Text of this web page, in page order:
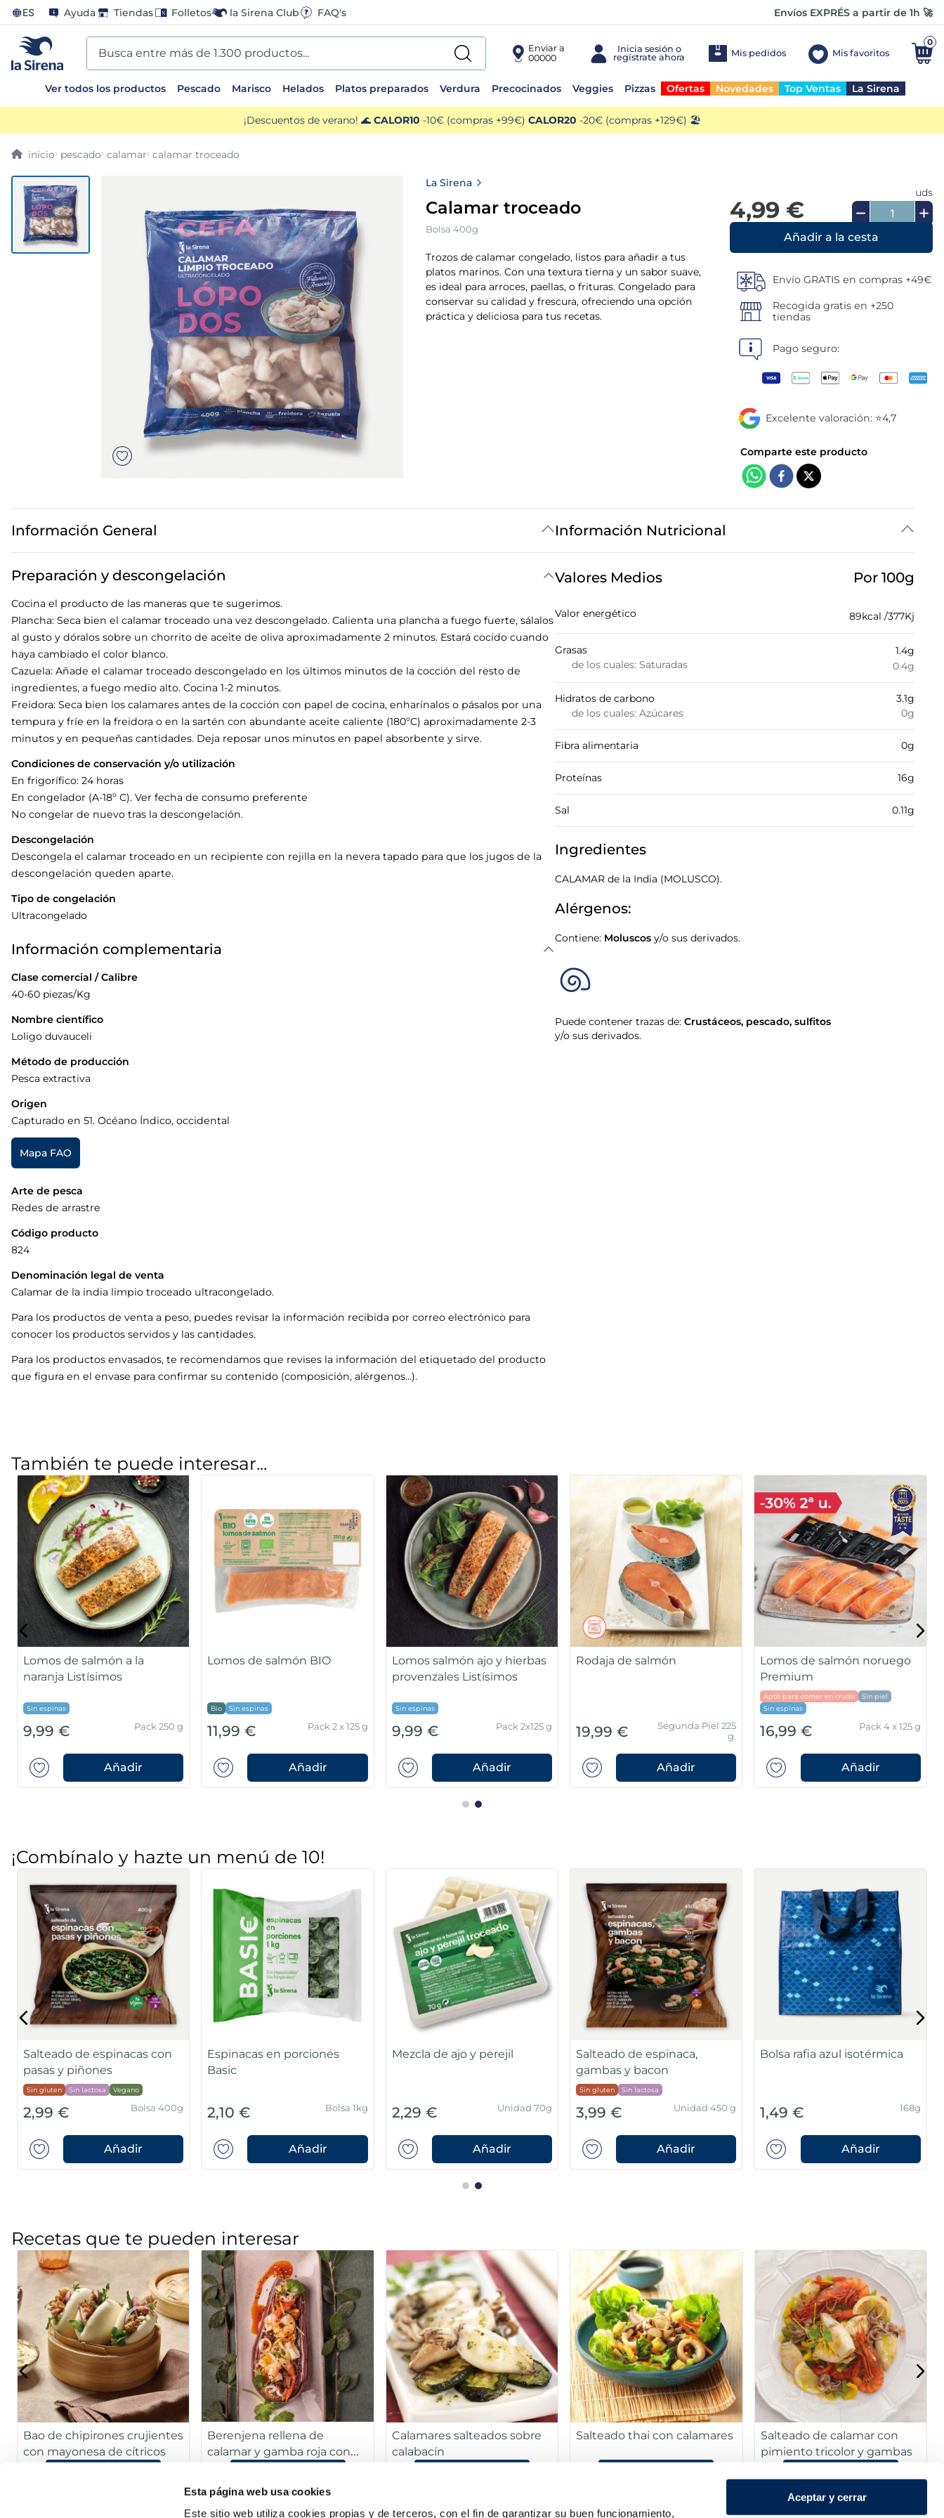
Esta página web usa cookies
Este sitio web utiliza cookies propias y de terceros, con el fin de garantizar su buen funcionamiento,
Aceptar y cerrar
ES Ayuda Tiendas Folletos la Sirena Club FAQ's Envíos EXPRÉS a partir de 1h 🚀
Busca entre más de 1.300 productos...
Enviar a
00000
Mis pedidos Mis favoritos
0
Ver todos los productos Pescado Marisco Helados Platos preparados Verdura Precocinados Veggies Pizzas Ofertas Novedades Top Ventas La Sirena
¡Descuentos de verano! 🌊 CALOR10 -10€ (compras +99€) CALOR20 -20€ (compras +129€) 🏖️
pescado calamar calamar troceado
La Sirena
Calamar troceado
Bolsa 400g
Trozos de calamar congelado, listos para añadir a tus
platos marinos. Con una textura tierna y un sabor suave,
es ideal para arroces, paellas, o frituras. Congelado para
conservar su calidad y frescura, ofreciendo una opción
práctica y deliciosa para tus recetas.
4,99 €
uds
Añadir a la cesta
Envío GRATIS en compras +49€
Recogida gratis en +250
tiendas
Pago seguro:
Excelente valoración: ⭐4,7
Información General
Preparación y descongelación
Cocina el producto de las maneras que te sugerimos.
Plancha: Seca bien el calamar troceado una vez descongelado. Calienta una plancha a fuego fuerte, sálalos
al gusto y dóralos sobre un chorrito de aceite de oliva aproximadamente 2 minutos. Estará cocido cuando
haya cambiado el color blanco.
Cazuela: Añade el calamar troceado descongelado en los últimos minutos de la cocción del resto de
ingredientes, a fuego medio alto. Cocina 1-2 minutos.
Freidora: Seca bien los calamares antes de la cocción con papel de cocina, enharínalos o pásalos por una
tempura y fríe en la freidora o en la sartén con abundante aceite caliente (180ºC) aproximadamente 2-3
minutos y en pequeñas cantidades. Deja reposar unos minutos en papel absorbente y sirve.
Condiciones de conservación y/o utilización
En frigorífico: 24 horas
En congelador (A-18º C). Ver fecha de consumo preferente
No congelar de nuevo tras la descongelación.
Descongelación
Descongela el calamar troceado en un recipiente con rejilla en la nevera tapado para que los jugos de la
descongelación queden aparte.
Tipo de congelación
Ultracongelado
Información complementaria
Clase comercial / Calibre
40-60 piezas/Kg
Nombre científico
Loligo duvauceli
Método de producción
Pesca extractiva
Origen
Capturado en 51. Océano Índico, occidental
Mapa FAO
Arte de pesca
Redes de arrastre
Código producto
824
Denominación legal de venta
Calamar de la india limpio troceado ultracongelado.
Para los productos de venta a peso, puedes revisar la información recibida por correo electrónico para
conocer los productos servidos y las cantidades.
Para los productos envasados, te recomendamos que revises la información del etiquetado del producto
que figura en el envase para confirmar su contenido (composición, alérgenos…).
Información Nutricional
Valores Medios Por 100g
Valor energético 89kcal /377Kj
Grasas
de los cuales: Saturadas
1.4g
0.4g
Hidratos de carbono
de los cuales: Azúcares
3.1g
0g
Fibra alimentaria 0g
Proteínas 16g
Sal 0.11g
Ingredientes
CALAMAR de la India (MOLUSCO).
Alérgenos:
Contiene: Moluscos y/o sus derivados.
Puede contener trazas de: Crustáceos, pescado, sulfitos
y/o sus derivados.
También te puede interesar...
Lomos de salmón a la
naranja Listísimos
Sin espinas
9,99 € Pack 250 g
Añadir
Lomos de salmón BIO
Bio Sin espinas
11,99 € Pack 2 x 125 g
Añadir
Lomos salmón ajo y hierbas
provenzales Listísimos
Sin espinas
9,99 € Pack 2x125 g
Añadir
Rodaja de salmón
19,99 €
Segunda Piel 225
g.
Añadir
Lomos de salmón noruego
Premium
Apto para comer en crudo
Sin piel
Sin espinas
16,99 € Pack 4 x 125 g
Añadir
¡Combínalo y hazte un menú de 10!
Salteado de espinacas con
pasas y piñones
Sin gluten Sin lactosa Vegano
2,99 € Bolsa 400g
Añadir
Espinacas en porciones
Basic
2,10 € Bolsa 1kg
Añadir
Mezcla de ajo y perejil
2,29 € Unidad 70g
Añadir
Salteado de espinaca,
gambas y bacon
Sin gluten Sin lactosa
3,99 € Unidad 450 g
Añadir
Bolsa rafia azul isotérmica
1,49 € 168g
Añadir
Recetas que te pueden interesar
Bao de chipirones crujientes
con mayonesa de cítricos
Berenjena rellena de
calamar y gamba roja con
Calamares salteados sobre
calabacín
Salteado thai con calamares
Salteado de calamar con
pimiento tricolor y gambas
TÉRMINOS MÁS BUSCADOS
1. helados sirena
3. patatas
4. gamba